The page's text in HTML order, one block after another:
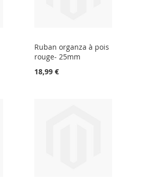
Ruban organza à pois
rouge- 25mm
18,99 €